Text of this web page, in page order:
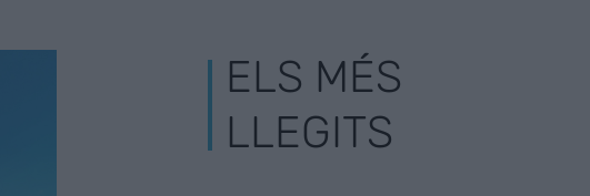
ELS MÉS
LLEGITS